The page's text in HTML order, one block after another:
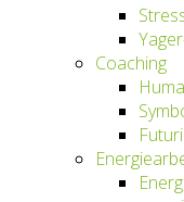
Coaching